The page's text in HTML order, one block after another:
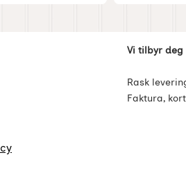
informasjon og
Vi tilbyr deg
Rask
Faktura,